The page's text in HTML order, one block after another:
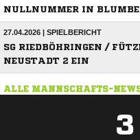
NULLNUMMER IN
27.04.2026 | SPIELBERICHT
SG RIEDBÖHRINGEN /
NEUSTADT 2 EIN
ALLE MANNSCHAFTS-
3